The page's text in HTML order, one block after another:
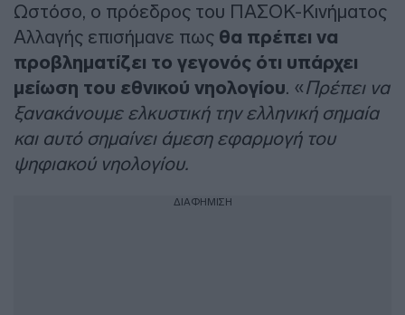
Ωστόσο, ο πρόεδρος του ΠΑΣΟΚ-Κινήματος
Αλλαγής επισήμανε πως θα πρέπει να
προβληματίζει το γεγονός ότι υπάρχει
μείωση του εθνικού νηολογίου. «Πρέπει να
ξανακάνουμε ελκυστική την ελληνική σημαία
και αυτό σημαίνει άμεση εφαρμογή του
ψηφιακού νηολογίου.
ΔΙΑΦΗΜΙΣΗ